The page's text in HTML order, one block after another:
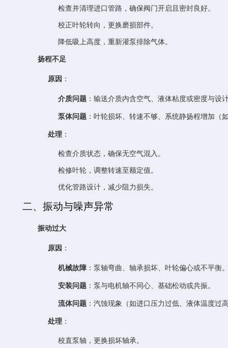
检查并清理进口管路，确保阀门开启且密封良好。
校正叶轮转向，更换磨损部件。
降低吸上高度，重新灌泵排除气体。
扬程不足
原因 ：
介质问题：输送介质内含空气、液体粘度或密度与设
泵体问题：叶轮损坏、转速不够、系统静扬程增加（
处理：
检查介质状态，确保无空气混入。
检修叶轮，调整转速至额定值。
优化管路设计，减少阻力损失。
二、振动与噪声异常
振动过大
原因 ：
机械故障：泵轴弯曲、轴承损坏、叶轮偏心或不平衡
安装问题：泵与电机轴不同心、基础松动或共振。
流体问题：汽蚀现象（如进口压力过低、液体温度过
处理：
校直泵轴，更换损坏轴承。